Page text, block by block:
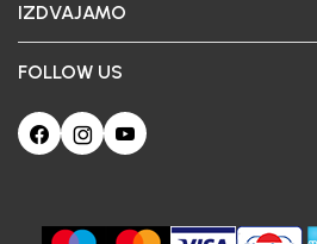
IZDVAJAMO
FOLLOW US